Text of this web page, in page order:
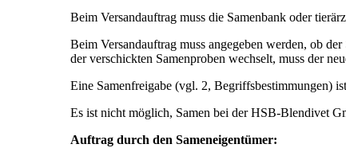
Beim Versandauftrag muss die Samenbank oder
Beim Versandauftrag muss angegeben werden, ob
der verschickten Samenproben wechselt, muss der
Eine Samenfreigabe (vgl. 2, Begriffsbestimmungen)
Es ist nicht möglich, Samen bei der HSB-Blendivet
Auftrag durch den Sameneigentümer: